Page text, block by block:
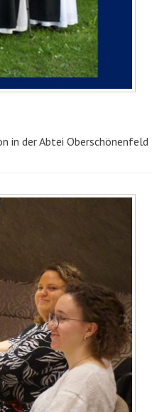
in der Abtei Oberschönenfeld